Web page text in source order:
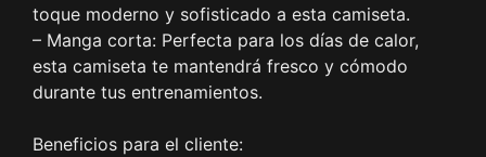
toque moderno y sofisticado a esta camiseta.
– Manga corta: Perfecta para los días de calor,
esta camiseta te mantendrá fresco y cómodo
durante tus entrenamientos.
Beneficios para el cliente: